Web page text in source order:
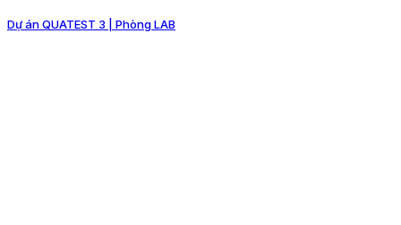
Dự án QUATEST 3 | Phòng LAB